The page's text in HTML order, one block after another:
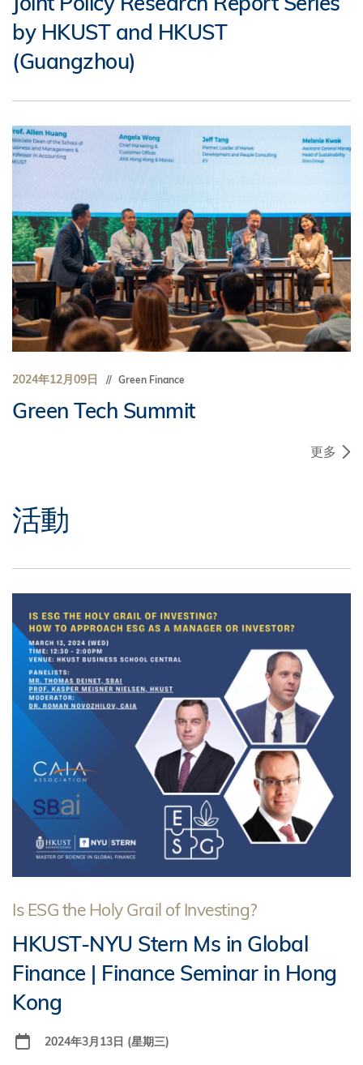
by HKUST and HKUST
(Guangzhou)
2024年12月09日 Green Finance
Green Tech Summit
更多
活動
Is ESG the Holy Grail of Investing?
HKUST-NYU Stern Ms in Global
Finance | Finance Seminar in Hong
Kong
2024年3月13日 (星期三)